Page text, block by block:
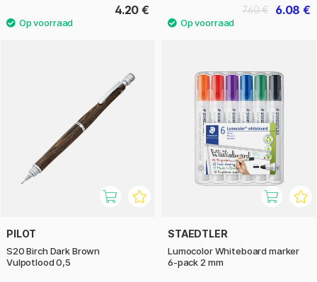
4.20 € 6.08 €
7.60 €
PILOT
S20 Birch Dark Brown
Vulpotlood 0,5
STAEDTLER
Lumocolor Whiteboard marker
6-pack 2 mm